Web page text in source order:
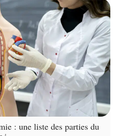
: une liste des parties du